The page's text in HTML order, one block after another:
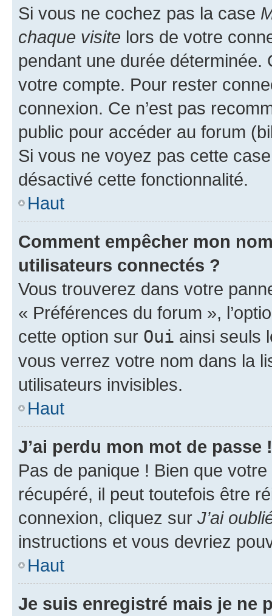
Si vous ne cochez pas la case
chaque visite lors de votre
pendant une durée déterminée.
votre compte. Pour rester
connexion. Ce n’est pas
public pour accéder au forum
Si vous ne voyez pas cette
désactivé cette fonctionnalité.
Haut
Comment empêcher mon
utilisateurs connectés ?
Vous trouverez dans votre
« Préférences du forum »,
cette option sur Oui ainsi seuls
vous verrez votre nom dans la
utilisateurs invisibles.
Haut
J’ai perdu mon mot de passe !
Pas de panique ! Bien que
récupéré, il peut toutefois être
connexion, cliquez sur J’ai
instructions et vous devriez
Haut
Je suis enregistré mais je ne